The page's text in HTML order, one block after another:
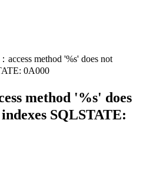
access method '%s' does not
0A000
method '%s' does
SQLSTATE: